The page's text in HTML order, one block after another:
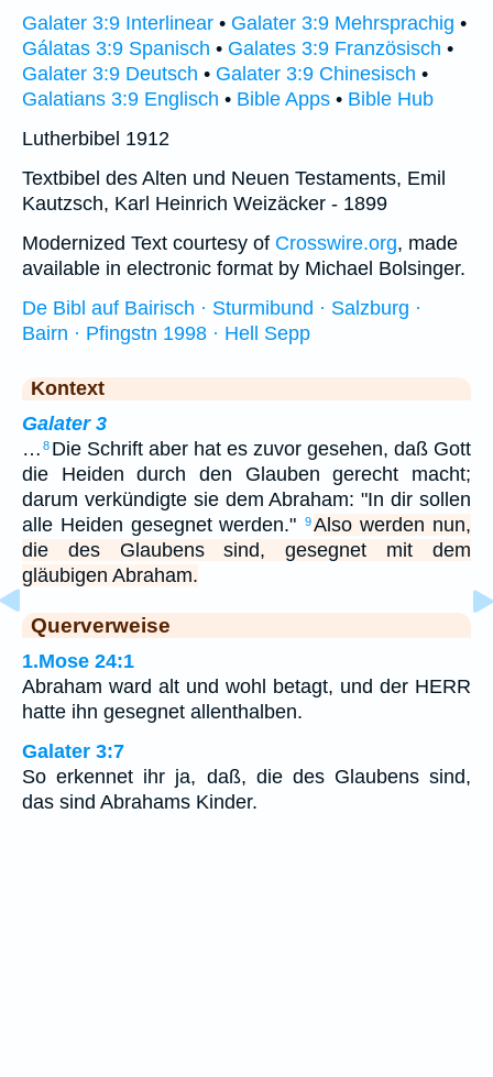
Galater 3:9 Interlinear • Galater 3:9 Mehrsprachig •
Gálatas 3:9 Spanisch • Galates 3:9 Französisch •
Galater 3:9 Deutsch • Galater 3:9 Chinesisch •
Galatians 3:9 Englisch • Bible Apps • Bible Hub
Lutherbibel 1912
Textbibel des Alten und Neuen Testaments, Emil
Kautzsch, Karl Heinrich Weizäcker - 1899
Modernized Text courtesy of Crosswire.org, made
available in electronic format by Michael Bolsinger.
De Bibl auf Bairisch · Sturmibund · Salzburg ·
Bairn · Pfingstn 1998 · Hell Sepp
Kontext
Galater 3
… 8 Die Schrift aber hat es zuvor gesehen, daß Gott
die Heiden durch den Glauben gerecht macht;
darum verkündigte sie dem Abraham: "In dir sollen
alle Heiden gesegnet werden."
9Also werden nun,
die des Glaubens sind, gesegnet mit dem
gläubigen Abraham.
Querverweise
1.Mose 24:1
Abraham ward alt und wohl betagt, und der HERR
hatte ihn gesegnet allenthalben.
Galater 3:7
So erkennet ihr ja, daß, die des Glaubens sind,
das sind Abrahams Kinder.